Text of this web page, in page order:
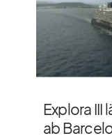
Explora III
ab